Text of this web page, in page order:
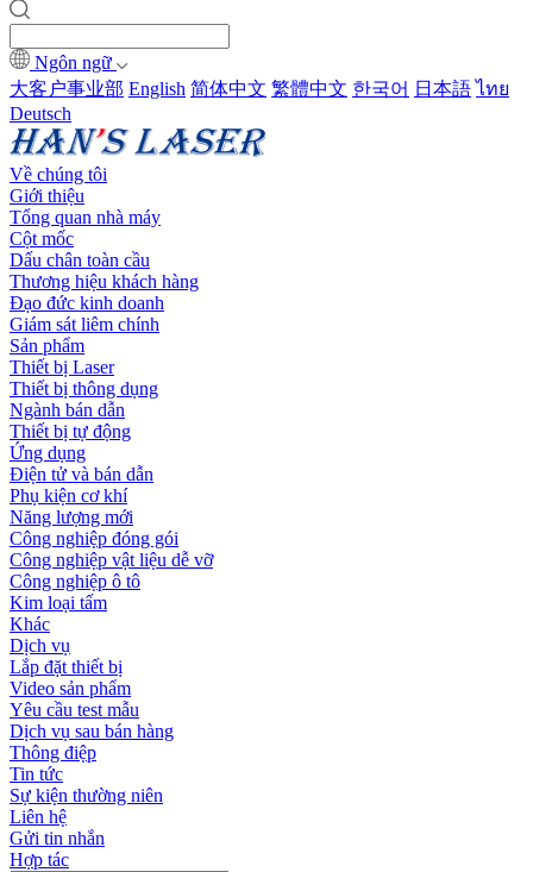
Ngôn ngữ
大客户事业部 English 简体中文 繁體中文 한국어 日本語 ไทย
Deutsch
Về chúng tôi
Giới thiệu
Tổng quan nhà máy
Cột mốc
Dấu chân toàn cầu
Thương hiệu khách hàng
Đạo đức kinh doanh
Giám sát liêm chính
Sản phẩm
Thiết bị Laser
Thiết bị thông dụng
Ngành bán dẫn
Thiết bị tự động
Ứng dụng
Điện tử và bán dẫn
Phụ kiện cơ khí
Năng lượng mới
Công nghiệp đóng gói
Công nghiệp vật liệu dễ vỡ
Công nghiệp ô tô
Kim loại tấm
Khác
Dịch vụ
Lắp đặt thiết bị
Video sản phẩm
Yêu cầu test mẫu
Dịch vụ sau bán hàng
Thông điệp
Tin tức
Sự kiện thường niên
Liên hệ
Gửi tin nhắn
Hợp tác